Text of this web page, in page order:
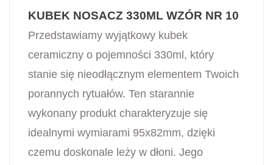
KUBEK NOSACZ 330ML WZÓR NR 10
Przedstawiamy wyjątkowy kubek
ceramiczny o pojemności 330ml, który
stanie się nieodłącznym elementem Twoich
porannych rytuałów. Ten starannie
wykonany produkt charakteryzuje się
idealnymi wymiarami 95x82mm, dzięki
czemu doskonale leży w dłoni. Jego